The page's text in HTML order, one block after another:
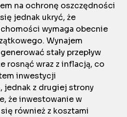
na ochronę oszczędności
jednak ukryć, że
wymaga obecnie
Wynajem
stały przepływ
rosnąć wraz z inflacją, co
inwestycji
jednak z drugiej strony
że inwestowanie w
również z kosztami